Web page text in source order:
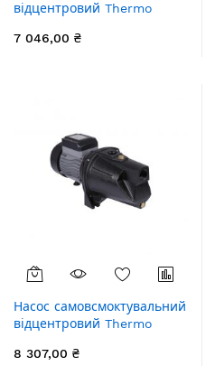
відцентровий Thermo
кВт
7 046,00 ₴
Насос самовсмоктувальний
відцентровий Thermo
кВт
8 307,00 ₴